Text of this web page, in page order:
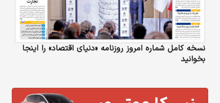
نسخه کامل شماره امروز روزنامه «دنیای‌ اقتصاد» را اینجا
بخوانید